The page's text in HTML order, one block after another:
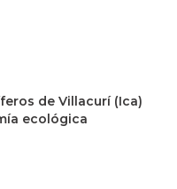
de Villacurí (Ica)
ecológica